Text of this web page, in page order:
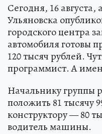
Сегодня, 16
Ульяновска
городского центра
автомобиля готовы
120 тысяч рублей.
программист. А
Начальнику группы
положить 81 тысячу
конструктору — 80
водитель машины.